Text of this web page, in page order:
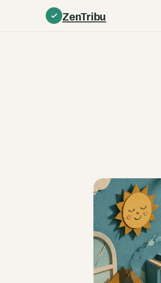
ZenTribu